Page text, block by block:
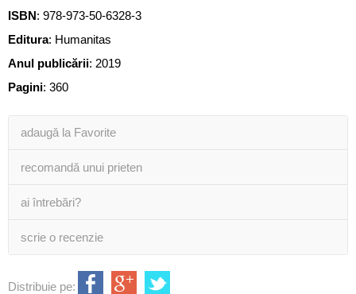
ISBN: 978-973-50-6328-3
Editura: Humanitas
Anul publicării: 2019
Pagini: 360
adaugă la Favorite
recomandă unui prieten
ai întrebări?
scrie o recenzie
Distribuie pe: